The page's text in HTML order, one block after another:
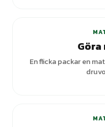
En flicka packar en